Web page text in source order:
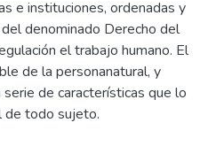
e instituciones, ordenadas y
denominado Derecho del
el trabajo humano. El
de la personanatural, y
de características que lo
de todo sujeto.